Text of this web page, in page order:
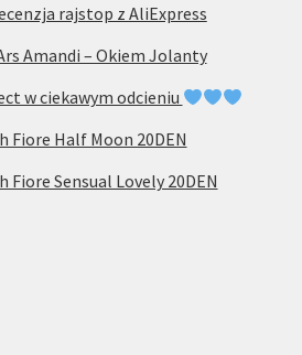
rajstop z AliExpress
Amandi – Okiem Jolanty
w ciekawym odcieniu
Fiore Half Moon 20DEN
Fiore Sensual Lovely 20DEN